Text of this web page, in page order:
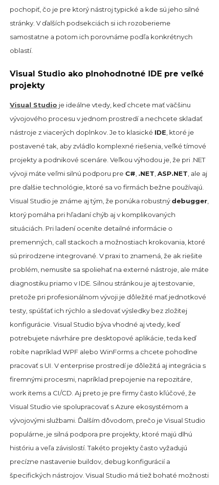
pochopiť, čo je pre ktorý nástroj typické a kde sú jeho silné
stránky. V ďalších podsekciách si ich rozoberieme
samostatne a potom ich porovnáme podľa konkrétnych
oblastí.
Visual Studio ako plnohodnotné IDE pre veľké
projekty
Visual Studio je ideálne vtedy, keď chcete mať väčšinu
vývojového procesu v jednom prostredí a nechcete skladať
nástroje z viacerých doplnkov. Je to klasické IDE , ktoré je
postavené tak, aby zvládlo komplexné riešenia, veľké tímové
projekty a podnikové scenáre. Veľkou výhodou je, že pri .NET
vývoji máte veľmi silnú podporu pre C# .NET ASP.NET , ale aj
pre ďalšie technológie, ktoré sa vo firmách bežne používajú.
Visual Studio je známe aj tým, že ponúka robustný debugger
ktorý pomáha pri hľadaní chýb aj v komplikovaných
situáciách. Pri ladení oceníte detailné informácie o
premenných, call stackoch a možnostiach krokovania, ktoré
sú prirodzene integrované. V praxi to znamená, že ak riešite
problém, nemusíte sa spoliehať na externé nástroje, ale máte
diagnostiku priamo v IDE. Silnou stránkou je aj testovanie,
pretože pri profesionálnom vývoji je dôležité mať jednotkové
testy, spúšťať ich rýchlo a sledovať výsledky bez zložitej
konfigurácie. Visual Studio býva vhodné aj vtedy, keď
potrebujete návrháre pre desktopové aplikácie, teda keď
robíte napríklad WPF alebo WinForms a chcete pohodlne
pracovať s UI. V enterprise prostredí je dôležitá aj integrácia s
firemnými procesmi, napríklad prepojenie na repozitáre,
work items a CI/CD. Aj preto je pre firmy často kľúčové, že
Visual Studio vie spolupracovať s Azure ekosystémom a
vývojovými službami. Ďalším dôvodom, prečo je Visual Studio
populárne, je silná podpora pre projekty, ktoré majú dlhú
históriu a veľa závislostí. Takéto projekty často vyžadujú
precízne nastavenie buildov, debug konfigurácií a
špecifických nástrojov. Visual Studio má tiež bohaté možnosti